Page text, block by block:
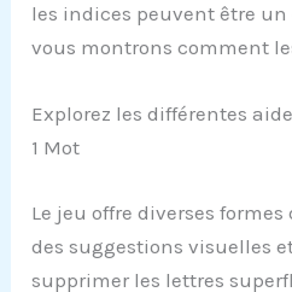
les indices peuvent être
vous montrons comment
Explorez les différentes
1 Mot
Le jeu offre diverses
des suggestions visuelles
supprimer les lettres